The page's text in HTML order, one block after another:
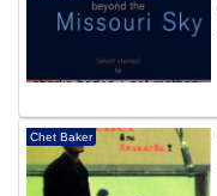
Chet Baker